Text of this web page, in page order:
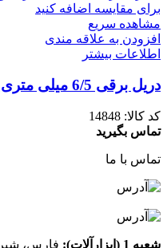
برای مقایسه اضافه کنید
مشاهده سریع
افزودن به علاقه مندی
اطلاعات بیشتر
دریل برقی 6/5 میلی متری توسن مدل 0071D
کد کالا: 14848
تماس بگیرید
تماس با ما
شعبه 1 (ابزارآلات):
فارس،